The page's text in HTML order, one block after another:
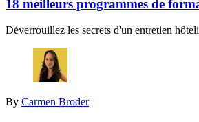
18 meilleurs programmes de
Déverrouillez les secrets d'un entretien
By Carmen Broder